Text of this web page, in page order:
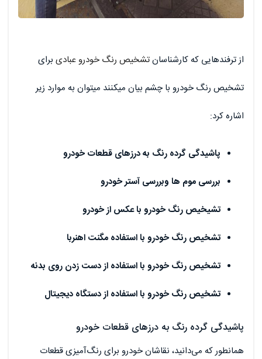
از ترفندهایی که کارشناسانتشخیص رنگ خودرو عبادی برای
تشخیص رنگ خودرو با چشم بیان میکنند میتوان به موارد زیر
اشاره کرد:
پاشیدگی گرده رنگ به درزهای قطعات خودرو
بررسی موم ها وبررسی آستر خودرو
تشیخیص رنگ خودرو با عکس از خودرو
تشخیص رنگ خودرو با استفاده مگنت اهنربا
تشخیص رنگ خودرو با استفاده از دست زدن روی بدنه
تشخیص رنگ خودرو با استفاده از دستگاه دیجیتال
پاشیدگی گرده رنگ به درزهای قطعات خودرو
همانطور که می‌دانید، نقاشان خودرو برای رنگ‌آمیزی قطعات